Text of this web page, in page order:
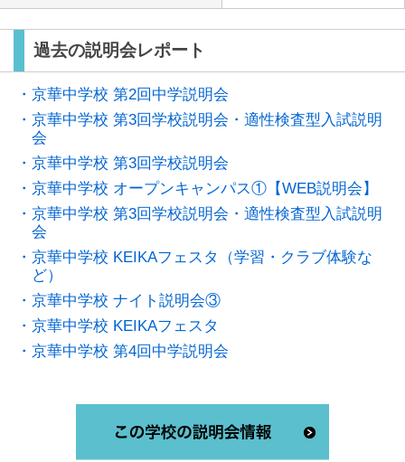
過去の説明会レポート
・京華中学校 第2回中学説明会
・京華中学校 第3回学校説明会・適性検査型入試説明
会
・京華中学校 第3回学校説明会
・京華中学校 オープンキャンパス①【WEB説明会】
・京華中学校 第3回学校説明会・適性検査型入試説明
会
・京華中学校 KEIKAフェスタ（学習・クラブ体験な
ど）
・京華中学校 ナイト説明会③
・京華中学校 KEIKAフェスタ
・京華中学校 第4回中学説明会